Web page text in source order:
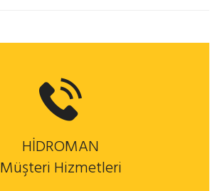
HİDROMAN
Müşteri Hizmetleri